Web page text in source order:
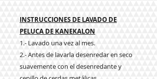
INSTRUCCIONES DE LAVADO DE
PELUCA DE KANEKALON
1.- Lavado una vez al mes.
2.- Antes de lavarla desenredar en seco
suavemente con el desenredante y